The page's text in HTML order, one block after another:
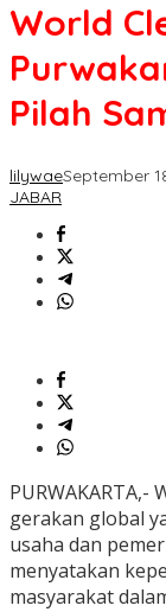
World
Pilah
lilywaeSeptember
JABAR
PURWAKARTA,-
gerakan global
usaha dan
menyatakan
masyarakat